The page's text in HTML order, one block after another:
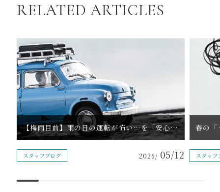
RELATED ARTICLES
スタッフブログ 2026/ 05/12
【梅雨目前】雨の日の運転が怖い…を「安心」に変える練習法
スタッフ